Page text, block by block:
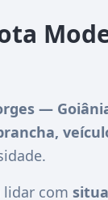
—
lidar com